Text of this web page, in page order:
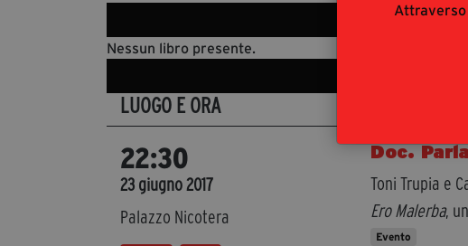
Attraverso
Nessun libro presente.
LUOGO E ORA
22:30
23 giugno 2017
Palazzo Nicotera
Doc.
Toni Trupia e
Ero Malerba,
Evento